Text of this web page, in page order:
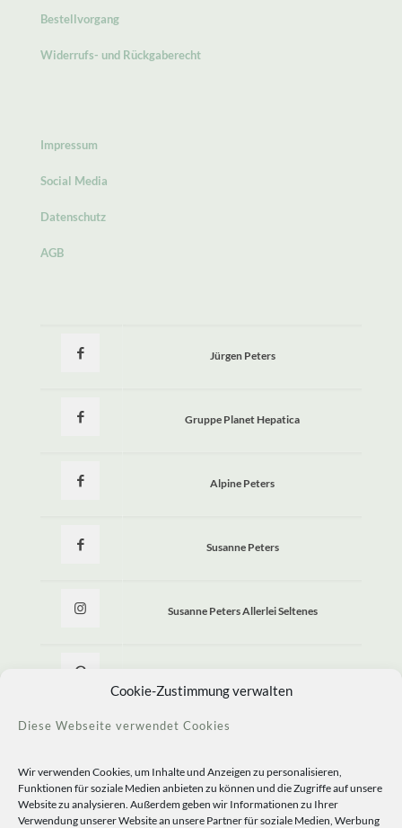
Cookie-Zustimmung verwalten
Diese Webseite verwendet Cookies
Wir verwenden Cookies, um Inhalte und Anzeigen zu personalisieren,
Funktionen für soziale Medien anbieten zu können und die Zugriffe auf unsere
Website zu analysieren. Außerdem geben wir Informationen zu Ihrer
Verwendung unserer Website an unsere Partner für soziale Medien, Werbung
Bestellvorgang
Widerrufs- und Rückgaberecht
Impressum
Social Media
Datenschutz
AGB
Jürgen Peters
Gruppe Planet Hepatica
Alpine Peters
Susanne Peters
Susanne Peters Allerlei Seltenes